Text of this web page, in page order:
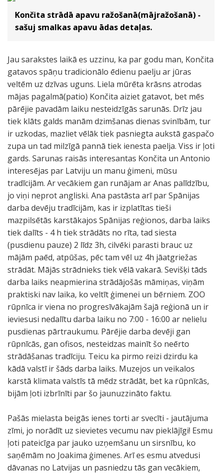
Končita strādā apavu ražošanā(mājražošanā) -
sašuj smalkas apavu ādas detaļas.
Jau sarakstes laikā es uzzinu, ka par godu man, Končita
gatavos spāņu tradicionālo ēdienu paelju ar jūras
veltēm uz dzīvas uguns. Liela mūrēta krāsns atrodas
mājas pagalmā(patio) Končita aiziet gatavot, bet mēs
pārējie pavadām laiku nesteidzīgās sarunās. Drīz jau
tiek klāts galds manām dzimšanas dienas svinībām, tur
ir uzkodas, mazliet vēlāk tiek pasniegta aukstā gaspačo
zupa un tad milzīgā pannā tiek ienesta paelja. Viss ir ļoti
gards. Sarunas raisās interesantas Končita un Antonio
interesējas par Latviju un manu ģimeni, mūsu
tradīcijām. Ar vecākiem gan runājam ar Anas palīdzību,
jo viņi neprot angliski. Ana pastāsta arī par Spānijas
darba devēju tradīcijām, kas ir izplatītas tieši
mazpilsētās karstākajos Spānijas reģionos, darba laiks
tiek dalīts - 4 h tiek strādāts no rīta, tad siesta
(pusdienu pauze) 2 līdz 3h, cilvēki parasti brauc uz
mājām paēd, atpūšas, pēc tam vēl uz 4h jāatgriežas
strādāt. Mājās strādnieks tiek vēlā vakarā. Sevišķi tāds
darba laiks neapmierina strādājošās māmiņas, viņām
praktiski nav laika, ko veltīt ģimenei un bērniem. ZOO
rūpnīca ir viena no progresīvākajām šajā reģionā un ir
ieviesusi nedalītu darba laiku no 7:00 - 16:00 ar nelielu
pusdienas pārtraukumu. Pārējie darba devēji gan
rūpnīcās, gan ofisos, nesteidzas mainīt šo neērto
strādāšanas tradīciju. Teicu ka pirmo reizi dzirdu ka
kādā valstī ir šāds darba laiks. Muzejos un veikalos
karstā klimata valstīs tā mēdz strādāt, bet ka rūpnīcās,
bijām ļoti izbrīnīti par šo jaunuzzināto faktu.
Pašās mielasta beigās ienes torti ar svecīti - jautājuma
zīmi, jo norādīt uz sievietes vecumu nav pieklājīgi! Esmu
ļoti pateicīga par jauko uzņemšanu un sirsnību, ko
saņēmām no Joakima ģimenes. Arī es esmu atvedusi
dāvanas no Latvijas un pasniedzu tās gan vecākiem,